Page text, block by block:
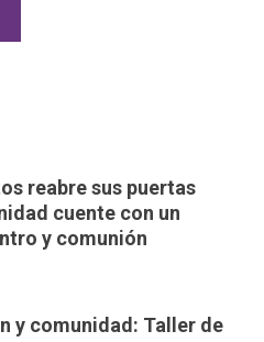
reabre sus puertas
cuente con un
y comunión
y comunidad: Taller de